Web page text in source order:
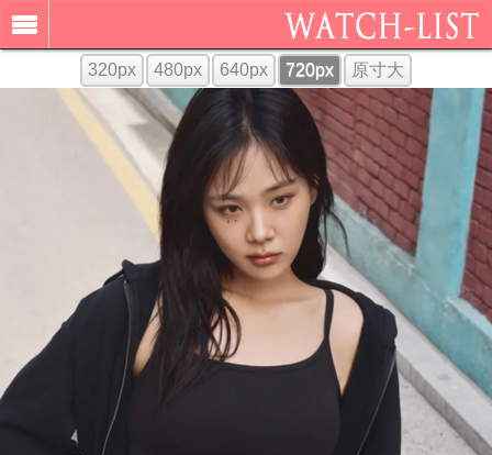
320px 480px 640px 720px 原寸大